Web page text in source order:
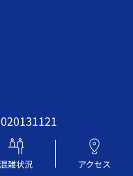
混雑状況 アクセス
目21番27号